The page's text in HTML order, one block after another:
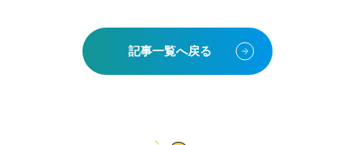
貸出図書・DVD
記事一覧へ戻る